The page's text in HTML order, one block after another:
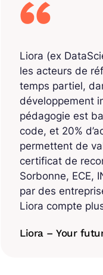
Liora (ex
les acteurs de
temps partiel,
développement
pédagogie est
code, et 20%
permettent de
certificat de
Sorbonne, ECE,
par des
Liora compte
Liora – Your